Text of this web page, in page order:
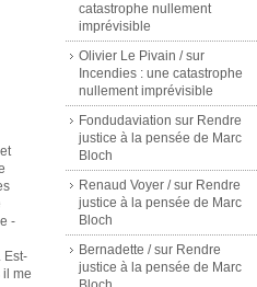
catastrophe nullement
imprévisible
Olivier Le Pivain /sur
Incendies : une catastrophe
nullement imprévisible
Fondudaviation sur Rendre
justice à la pensée de Marc
Bloch
Renaud Voyer /sur Rendre
justice à la pensée de Marc
Bloch
Bernadette /sur Rendre
justice à la pensée de Marc
-
Est-
me